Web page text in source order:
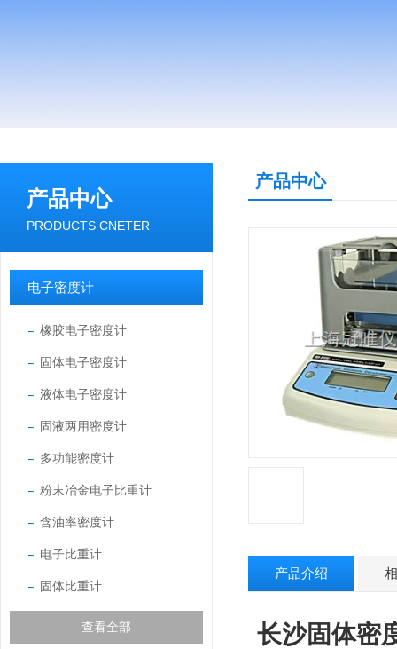
产品中心
PRODUCTS CNETER
电子密度计
橡胶电子密度计
固体电子密度计
液体电子密度计
固液两用密度计
多功能密度计
粉末冶金电子比重计
含油率密度计
电子比重计
固体比重计
查看全部
产品中心
产品介绍
长沙固体密